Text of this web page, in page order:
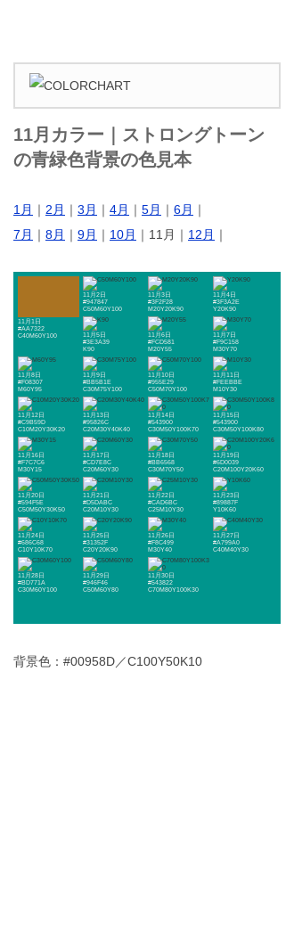
11月カラー｜ストロングトーン
の青緑色背景の色見本
1月 ｜ 2月 ｜ 3月 ｜ 4月 ｜ 5月 ｜ 6月 ｜
7月 ｜ 8月 ｜ 9月 ｜ 10月 ｜11月｜ 12月 ｜
11月1日
#AA7322
C40M60Y100
11月2日
#947847
C50M60Y100
11月3日
#3F2F28
M20Y20K90
11月4日
#3F3A2E
Y20K90
11月5日
#3E3A39
K90
11月6日
#FCD581
M20Y55
11月7日
#F9C158
M30Y70
11月8日
#F08307
M60Y95
11月9日
#BB5B1E
C30M75Y100
11月10日
#955E29
C50M70Y100
11月11日
#FEEBBE
M10Y30
11月12日
#C9B59D
C10M20Y30K20
11月13日
#95826C
C20M30Y40K40
11月14日
#543900
C30M50Y100K70
11月15日
#543900
C30M50Y100K80
11月16日
#F7C7C6
M30Y15
11月17日
#CD7E8C
C20M60Y30
11月18日
#BB6568
C30M70Y50
11月19日
#6D0039
C20M100Y20K60
11月20日
#594F5E
C50M50Y30K50
11月21日
#D5DABC
C20M10Y30
11月22日
#CAD6BC
C25M10Y30
11月23日
#89887F
Y10K60
11月24日
#686C68
C10Y10K70
11月25日
#31352F
C20Y20K90
11月26日
#F8C499
M30Y40
11月27日
#A799A0
C40M40Y30
11月28日
#BD771A
C30M60Y100
11月29日
#946F46
C50M60Y80
11月30日
#543822
C70M80Y100K30
背景色：#00958D／C100Y50K10